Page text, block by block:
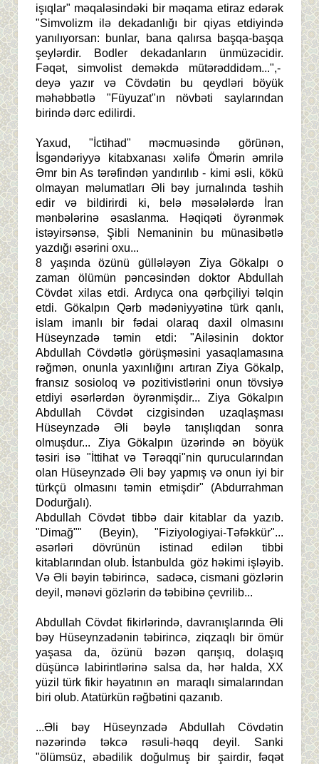
işıqlar" məqaləsindəki bir məqama etiraz edərək
"Simvolizm ilə dekadanlığı bir qiyas etdiyində
yanılıyorsan: bunlar, bana qalırsa başqa-başqa
şeylərdir. Bodler dekadanların ünmüzəcidir.
Fəqət, simvolist deməkdə mütərəddidəm...",-
deyə yazır və Cövdətin bu qeydləri böyük
məhəbbətlə "Füyuzat"ın növbəti saylarından
birində dərc edilirdi.
Yaxud, "İctihad" məcmuəsində görünən,
İsgəndəriyyə kitabxanası xəlifə Ömərin əmrilə
Əmr bin As tərəfindən yandırılıb - kimi əsli, kökü
olmayan məlumatları Əli bəy jurnalında təshih
edir və bildirirdi ki, belə məsələlərdə İran
mənbələrinə əsaslanma. Həqiqəti öyrənmək
istəyirsənsə, Şibli Nemaninin bu münasibətlə
yazdığı əsərini oxu...
8 yaşında özünü güllələyən Ziya Gökalpı o
zaman ölümün pəncəsindən doktor Abdullah
Cövdət xilas etdi. Ardıyca ona qərbçiliyi təlqin
etdi. Gökalpın Qərb mədəniyyətinə türk qanlı,
islam imanlı bir fədai olaraq daxil olmasını
Hüseynzadə təmin etdi: "Ailəsinin doktor
Abdullah Cövdətlə görüşməsini yasaqlamasına
rəğmən, onunla yaxınlığını artıran Ziya Gökalp,
fransız sosioloq və pozitivistlərini onun tövsiyə
etdiyi əsərlərdən öyrənmişdir... Ziya Gökalpın
Abdullah Cövdət cizgisindən uzaqlaşması
Hüseynzadə Əli bəylə tanışlıqdan sonra
olmuşdur... Ziya Gökalpın üzərində ən böyük
təsiri isə "İttihat və Tərəqqi"nin qurucularından
olan Hüseynzadə Əli bəy yapmış və onun iyi bir
türkçü olmasını təmin etmişdir" (Abdurrahman
Dodurğalı).
Abdullah Cövdət tibbə dair kitablar da yazıb.
"Dimağ"" (Beyin), "Fiziyologiyai-Təfəkkür"...
əsərləri dövrünün istinad edilən tibbi
kitablarından olub. İstanbulda göz həkimi işləyib.
Və Əli bəyin təbirincə, sadəcə, cismani gözlərin
deyil, mənəvi gözlərin də təbibinə çevrilib...
Abdullah Cövdət fikirlərində, davranışlarında Əli
bəy Hüseynzadənin təbirincə, ziqzaqlı bir ömür
yaşasa da, özünü bəzən qarışıq, dolaşıq
düşüncə labirintlərinə salsa da, hər halda, XX
yüzil türk fikir həyatının ən maraqlı simalarından
biri olub. Atatürkün rəğbətini qazanıb.
...Əli bəy Hüseynzadə Abdullah Cövdətin
nəzərində təkcə rəsuli-həqq deyil. Sanki
"ölümsüz, əbədilik doğulmuş bir şairdir, fəqət